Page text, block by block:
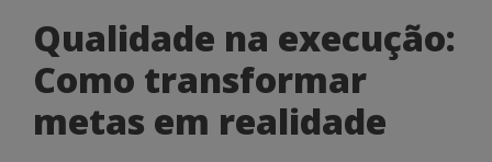
Qualidade na execução:
Como transformar
metas em realidade